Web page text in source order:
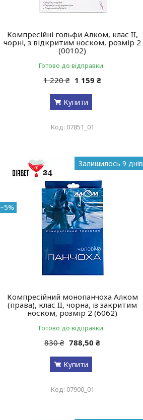
Компресійні гольфи Алком, клас II,
чорні, з відкритим носком, розмір 2
(00102)
Готово до відправки
1 220 ₴ 1 159 ₴
Купити
07851_01
–5%
Залишилось 9 днів
Компресійний монопанчоха Алком
(права), клас II, чорна, із закритим
носком, розмір 2 (6062)
Готово до відправки
830 ₴ 788,50 ₴
Купити
07900_01